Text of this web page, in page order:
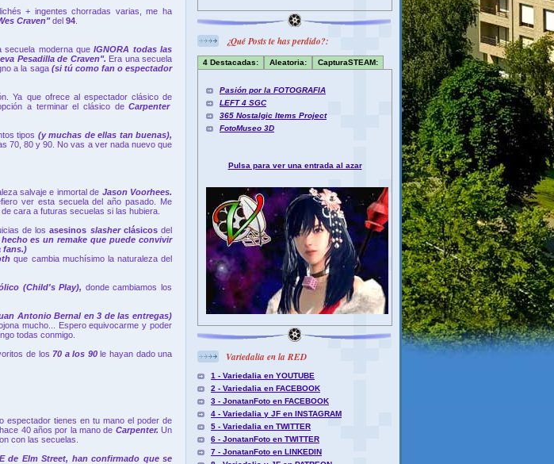
+ ingentes chorradas varias, me ha
Craven"del 94.
secuela moderna queIGNORA todas las
Pesadilla de Craven". Era una secuela
a la saga (si tú como fan o espectador
Ya que ofrece al espectador clásico de
a terminar el clásico deCarpenter
tipos (y muchas de ellas tan buenas),
70, 80 y 90. No vas a ver nada nuevo que
salvaje e inmortal de Jason Voorhees.
ver esta secuela del año pasado. Me
cara a futuras secuelas si las hubiera.
de losasesinos slasher clásicosdel
es un remake que puede convivir
fans.)
que cambia muchísimo la naturaleza del
(Child's Play), donde cambiamos los
Antonio Bernal en 3 de las entregas)
mucho... Espero equivocarme y poder
todas conmigo.
de los 70 a los 90le hayan dado una
espectador tienes en tu mano el poder de
40 años por la mano de Carpenter. Un
con las secuelas.
de Elm Street, han confirmado que se
¿Qué Posts te has perdido?:
4 Destacadas: Aleatoria: CapturaSTEAM:
Pasión por la FOTOGRAFIA
LEFT 4 SGC
365 Nostalgic Items Project
FotoMuseo 3D
Pulsa para ver una entrada al azar
Variedalia en la RED
1 - Variedalia en YOUTUBE
2 - Variedalia en FACEBOOK
3 - JonatanFoto en FACEBOOK
4 - Variedalia y JF en INSTAGRAM
5 - Variedalia en TWITTER
6 - JonatanFoto en TWITTER
7 - JonatanFoto en LINKEDIN